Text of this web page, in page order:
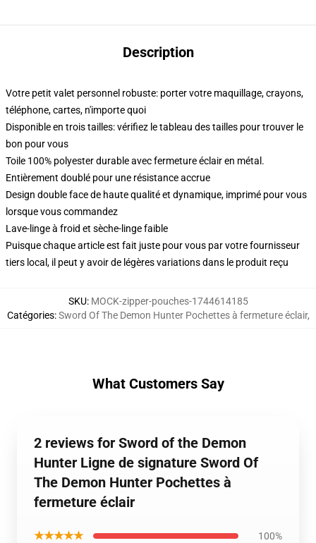
Description
Votre petit valet personnel robuste: porter votre maquillage, crayons,
téléphone, cartes, n'importe quoi
Disponible en trois tailles: vérifiez le tableau des tailles pour trouver le
bon pour vous
Toile 100% polyester durable avec fermeture éclair en métal.
Entièrement doublé pour une résistance accrue
Design double face de haute qualité et dynamique, imprimé pour vous
lorsque vous commandez
Lave-linge à froid et sèche-linge faible
Puisque chaque article est fait juste pour vous par votre fournisseur
tiers local, il peut y avoir de légères variations dans le produit reçu
SKU: MOCK-zipper-pouches-1744614185
Catégories:Sword Of The Demon Hunter Pochettes à fermeture éclair,
What Customers Say
2 reviews for Sword of the Demon
Hunter Ligne de signature Sword Of
The Demon Hunter Pochettes à
fermeture éclair
★★★★★ 100%